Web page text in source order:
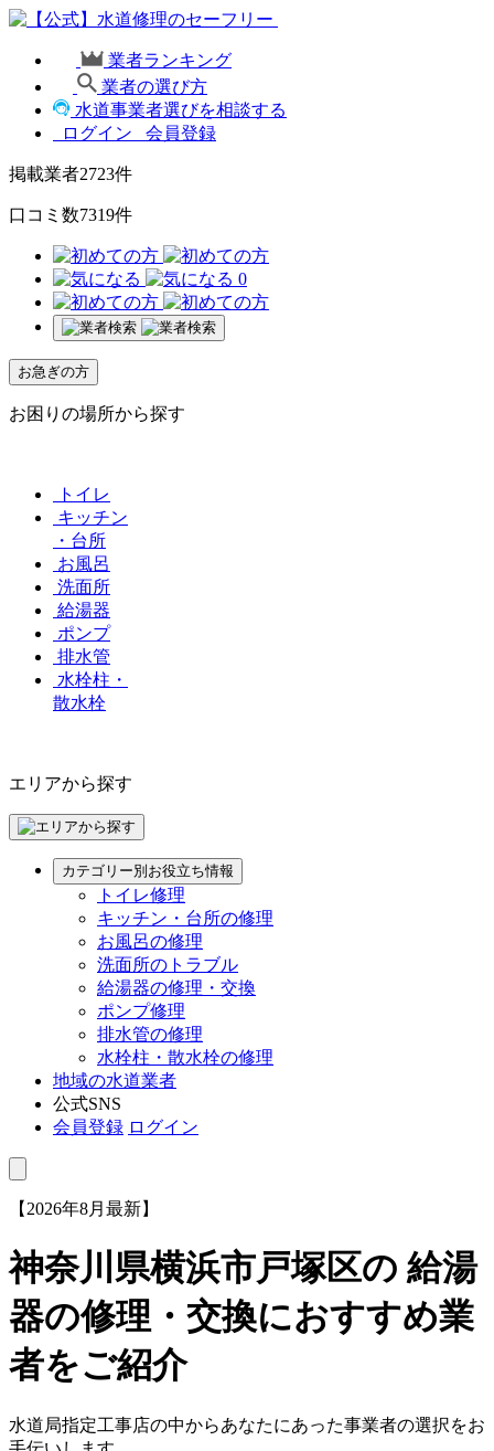
業者ランキング
業者の選び方
水道事業者選びを相談する
ログイン
会員登録
掲載業者2723件
口コミ数7319件
0
お急ぎの方
お困りの場所から探す
トイレ
キッチン
・台所
お風呂
洗面所
給湯器
ポンプ
排水管
水栓柱・
散水栓
エリアから探す
カテゴリー別お役立ち情報
トイレ修理
キッチン・台所の修理
お風呂の修理
洗面所のトラブル
給湯器の修理・交換
ポンプ修理
排水管の修理
水栓柱・散水栓の修理
地域の水道業者
公式SNS
会員登録 ログイン
【2026年8月最新】
神奈川県横浜市戸塚区の 給湯
器の修理・交換におすすめ業
者をご紹介
水道局指定工事店の中からあなたにあった事業者の選択をお